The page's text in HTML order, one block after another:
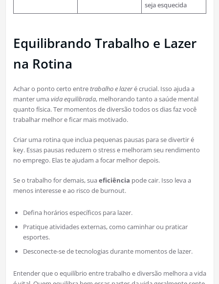
seja esquecida
Equilibrando Trabalho e Lazer
na Rotina
Achar o ponto certo entretrabalho e lazeré crucial. Isso ajuda a
manter umavida equilibrada, melhorando tanto a saúde mental
quanto física. Ter momentos de diversão todos os dias faz você
trabalhar melhor e ficar mais motivado.
Criar uma rotina que inclua pequenas pausas para se divertir é
key. Essas pausas reduzem o stress e melhoram seu rendimento
no emprego. Elas te ajudam a focar melhor depois.
Se o trabalho for demais, suaeficiência pode cair. Isso leva a
menos interesse e ao risco de burnout.
Defina horários específicos para lazer.
Pratique atividades externas, como caminhar ou praticar
esportes.
Desconecte-se de tecnologias durante momentos de lazer.
Entender que o equilíbrio entre trabalho e diversão melhora a vida